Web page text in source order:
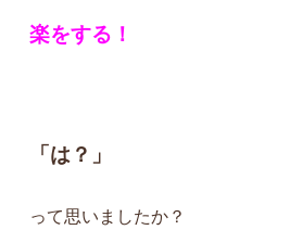
楽をする！
「は？」
って思いましたか？